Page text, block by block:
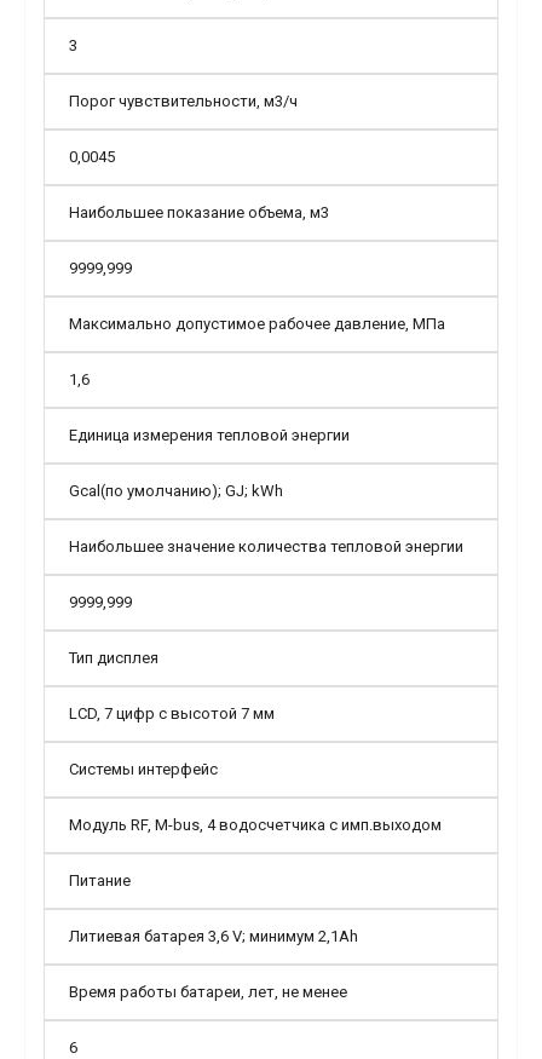
3
Порог чувствительности, м3/ч
0,0045
Наибольшее показание объема, м3
9999,999
Максимально допустимое рабочее давление, МПа
1,6
Единица измерения тепловой энергии
Gcal(по умолчанию); GJ; kWh
Наибольшее значение количества тепловой энергии
9999,999
Тип дисплея
LCD, 7 цифр с высотой 7 мм
Системы интерфейс
Модуль RF, M-bus, 4 водосчетчика с имп.выходом
Питание
Литиевая батарея 3,6 V; минимум 2,1Аh
Время работы батареи, лет, не менее
6